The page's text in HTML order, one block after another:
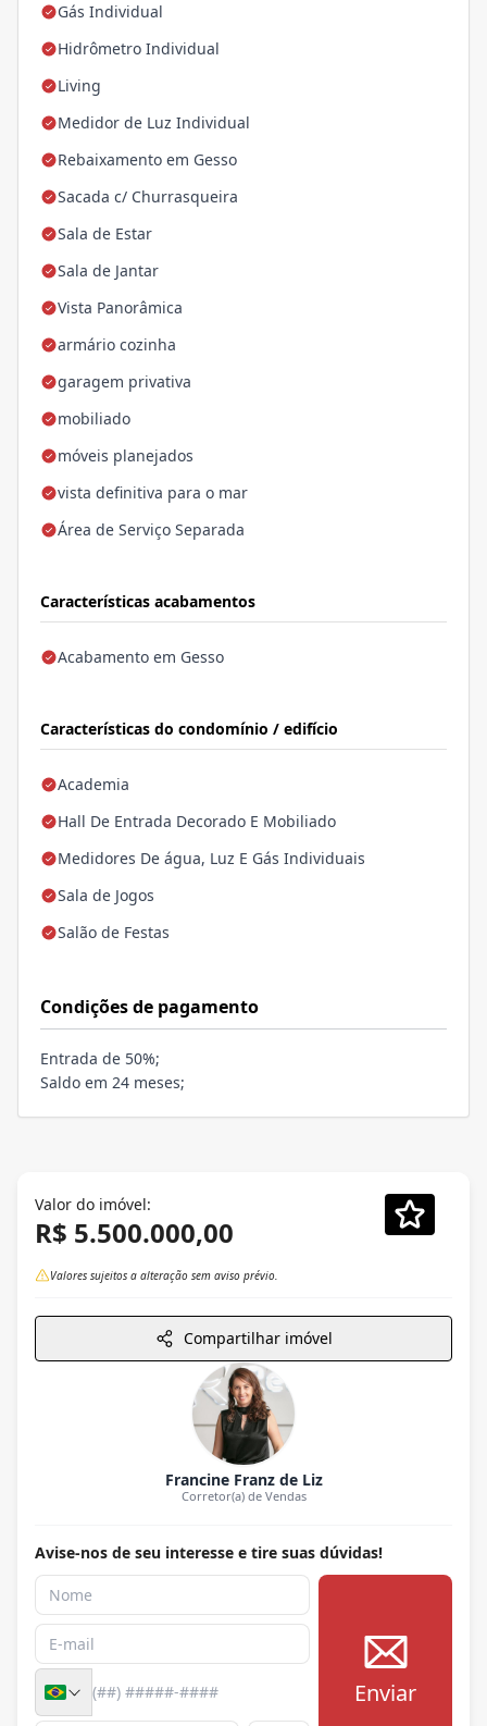
Gás Individual
Hidrômetro Individual
Living
Medidor de Luz Individual
Rebaixamento em Gesso
Sacada c/ Churrasqueira
Sala de Estar
Sala de Jantar
Vista Panorâmica
armário cozinha
garagem privativa
mobiliado
móveis planejados
vista definitiva para o mar
Área de Serviço Separada
Características acabamentos
Acabamento em Gesso
Características do condomínio / edifício
Academia
Hall De Entrada Decorado E Mobiliado
Medidores De água, Luz E Gás Individuais
Sala de Jogos
Salão de Festas
Condições de pagamento
Entrada de 50%;
Saldo em 24 meses;
Valor do imóvel:
R$ 5.500.000,00
Valores sujeitos a alteração sem aviso prévio.
Compartilhar imóvel
Francine Franz de Liz
Corretor(a) de Vendas
Avise-nos de seu interesse e tire suas dúvidas!
Enviar